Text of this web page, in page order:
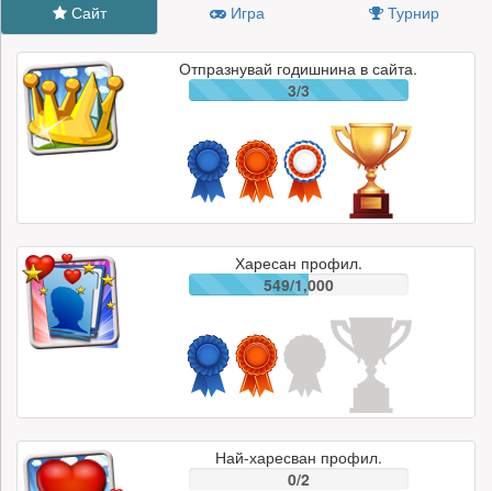
Сайт
Игра Турнир
Отпразнувай годишнина в сайта.
3/3
Харесан профил.
549/1,000
Най-харесван профил.
0/2